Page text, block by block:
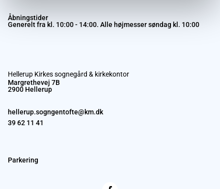
Åbningstider
Generelt fra kl. 10:00 - 14:00. Alle højmesser søndag kl. 10:00
Hellerup Kirkes sognegård & kirkekontor
Margrethevej 7B
2900 Hellerup
hellerup.sogngentofte@km.dk
39 62 11 41
Parkering